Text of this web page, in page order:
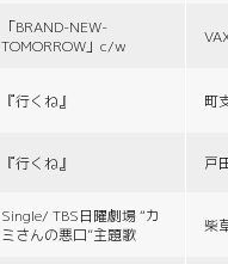
「BRAND-NEW-
TOMORROW」c/w
『行くね』 町
『行くね』 戸
Single/ TBS日曜劇場 “カ
ミさんの悪口”主題歌
柴